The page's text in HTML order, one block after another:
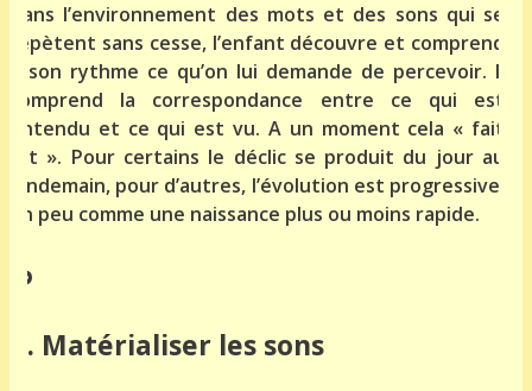
Dans l’environnement des mots et des sons qui se
répètent sans cesse, l’enfant découvre et comprend
à son rythme ce qu’on lui demande de percevoir. Il
comprend la correspondance entre ce qui est
entendu et ce qui est vu. A un moment cela « fait
tilt ». Pour certains le déclic se produit du jour au
lendemain, pour d’autres, l’évolution est progressive,
un peu comme une naissance plus ou moins rapide.
d. Matérialiser les sons